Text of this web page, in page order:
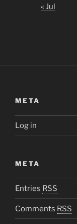
« Jul
META
Log in
META
Entries RSS
Comments RSS